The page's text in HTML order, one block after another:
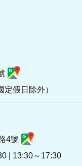
假日除外）
4號
| 13:30～17:30